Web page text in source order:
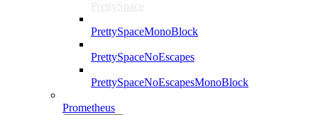
PrettySpace
PrettySpaceMonoBlock
PrettySpaceNoEscapes
PrettySpaceNoEscapesMonoBlock
Prometheus